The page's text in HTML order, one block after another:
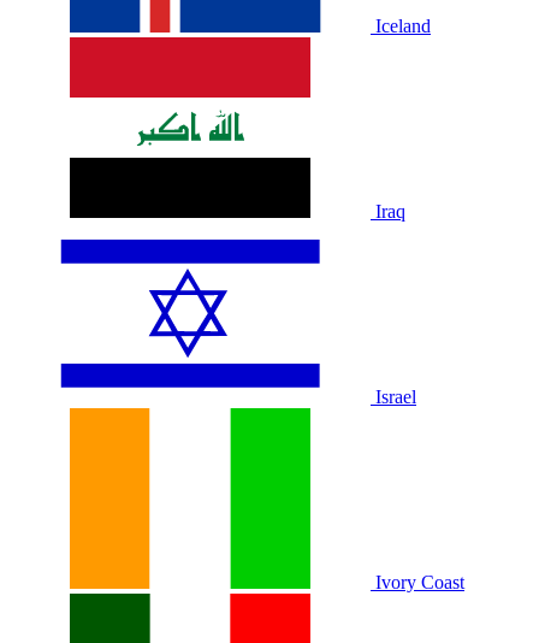
Iceland
Iraq
Israel
Ivory Coast